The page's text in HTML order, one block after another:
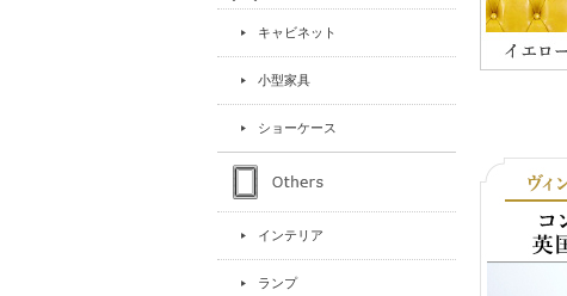
キャビネット
小型家具
ショーケース
インテリア
ランプ